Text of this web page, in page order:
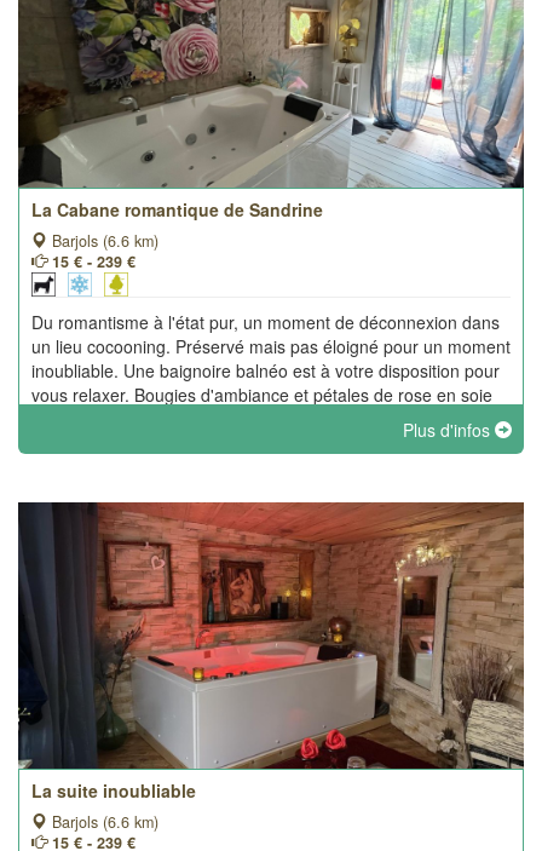
La Cabane romantique de Sandrine
Barjols (6.6 km)
15 € - 239 €
Du romantisme à l'état pur, un moment de déconnexion dans
un lieu cocooning. Préservé mais pas éloigné pour un moment
inoubliable. Une baignoire balnéo est à votre disposition pour
vous relaxer. Bougies d'ambiance et pétales de rose en soie
Plus d'infos
La suite inoubliable
Barjols (6.6 km)
15 € - 239 €